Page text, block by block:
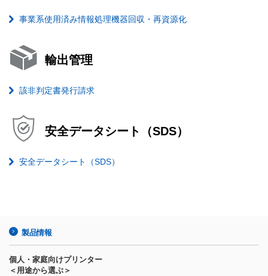
事業系使用済み情報処理機器回収・再資源化
輸出管理
該非判定書発行請求
安全データシート（SDS）
安全データシート（SDS）
製品情報
個人・家庭向けプリンター
＜用途から選ぶ＞